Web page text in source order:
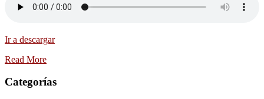
Ir a descargar
Read More
Categorías